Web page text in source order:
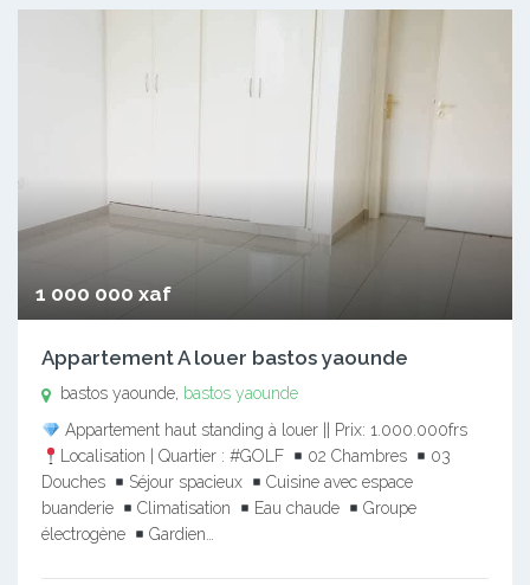
1 000 000 xaf
Appartement A louer bastos yaounde
bastos yaounde, bastos yaounde
Appartement haut standing à louer || Prix: 1.000.000frs
Localisation | Quartier : #GOLF
02 Chambres
03
Douches
Séjour spacieux
Cuisine avec espace
buanderie
Climatisation Eau chaude
Groupe
électrogène
Gardien…